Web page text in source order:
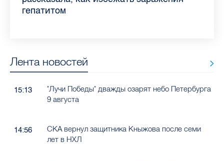
гепатитом
Лента новостей
15:13
"Лучи Победы" дважды озарят небо Петербурга
9 августа
14:56
СКА вернул защитника Кныжова после семи
лет в НХЛ